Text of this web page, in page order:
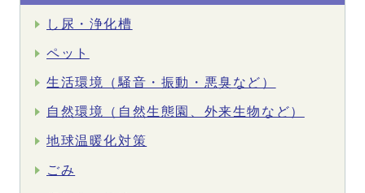
し尿・浄化槽
ペット
生活環境（騒音・振動・悪臭など）
自然環境（自然生態園、外来生物など）
地球温暖化対策
ごみ